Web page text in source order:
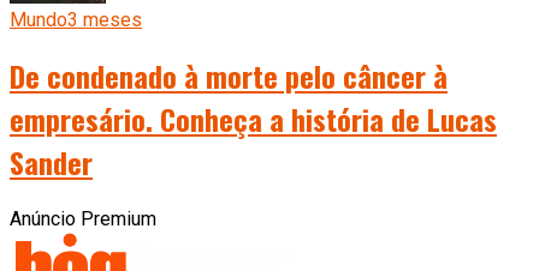
Mundo3 meses
De condenado à morte pelo câncer à
empresário. Conheça a história de Lucas
Sander
Anúncio Premium